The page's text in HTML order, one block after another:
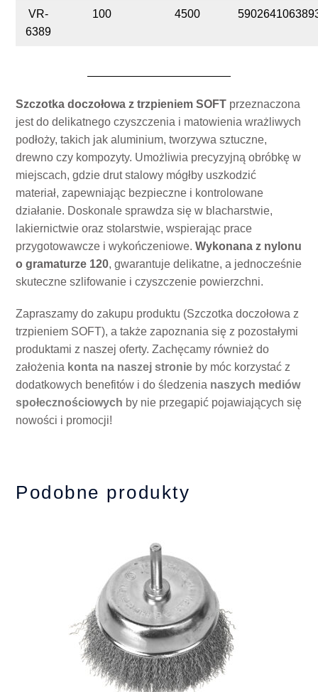
VR-
6389
100 4500
Szczotka doczołowa z trzpieniem SOFT przeznaczona
jest do delikatnego czyszczenia i matowienia wrażliwych
podłoży, takich jak aluminium, tworzywa sztuczne,
drewno czy kompozyty. Umożliwia precyzyjną obróbkę w
miejscach, gdzie drut stalowy mógłby uszkodzić
materiał, zapewniając bezpieczne i kontrolowane
działanie. Doskonale sprawdza się w blacharstwie,
lakiernictwie oraz stolarstwie, wspierając prace
przygotowawcze i wykończeniowe.Wykonana z nylonu
o gramaturze 120, gwarantuje delikatne, a jednocześnie
skuteczne szlifowanie i czyszczenie powierzchni.
Zapraszamy do zakupu produktu (Szczotka doczołowa z
trzpieniem SOFT), a także zapoznania się z pozostałymi
produktami z naszej oferty. Zachęcamy również do
założenia konta na naszej stronie by móc korzystać z
dodatkowych benefitów i do śledzenia naszych mediów
społecznościowych by nie przegapić pojawiających się
nowości i promocji!
Podobne produkty